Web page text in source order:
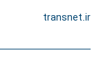
transnet.ir